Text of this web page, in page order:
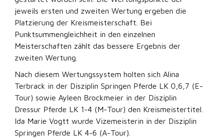
jeweils ersten und zweiten Wertung ergeben die
Platzierung der Kreismeisterschaft. Bei
Punktsummengleichheit in den einzelnen
Meisterschaften zählt das bessere Ergebnis der
zweiten Wertung.
Nach diesem Wertungssystem holten sich Alina
Terbrack in der Disziplin Springen Pferde LK 0,6,7 (E-
Tour) sowie Ayleen Brockmeier in der Disziplin
Dressur Pferde LK 1-4 (M-Tour) den Kreismeistertitel.
Ida Marie Vogtt wurde Vizemeisterin in der Disziplin
Springen Pferde LK 4-6 (A-Tour).